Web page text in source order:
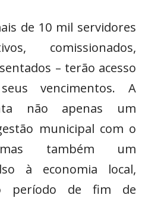
de 10 mil servidores
comissionados,
– terão acesso
vencimentos. A
não apenas um
municipal com o
mas também um
à economia local,
período de fim de